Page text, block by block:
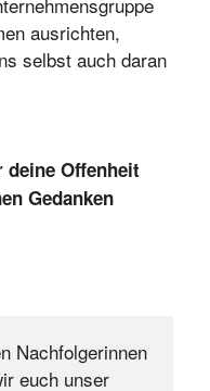
ausrichten,
selbst auch daran
deine Offenheit
Gedanken
Nachfolgerinnen